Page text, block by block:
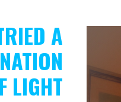
A
LIGHT